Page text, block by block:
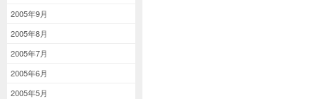
2005年9月
2005年8月
2005年7月
2005年6月
2005年5月